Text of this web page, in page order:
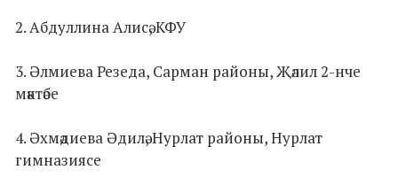
2. Абдуллина Алисә, КФУ
3. Әлмиева Резеда, Сарман районы, Җәлил 2-нче
мәктәбе
4. Әхмәдиева Әдилә, Нурлат районы, Нурлат
гимназиясе